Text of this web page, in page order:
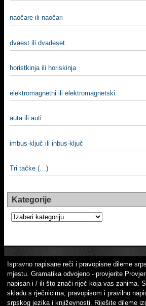
naočare ili naočari
dvaest ili dvadeset
horistkinja ili horiskinja
elektromagnetni ili elektromagnetski
auta ili auti
imbus-klјuč ili inbus-klјuč
Tri tačke (…)
Kategorije
Kategorije
Ispravno napisane reči i pravopisne dileme
mjestu. Gramatika odvojeno - provjerite
napisan i / ili što znači riječ koja vas zanima.
skladu s rječnicima, pravopisom i pravilno
srpskog jezika i književnosti. Riješite dileme